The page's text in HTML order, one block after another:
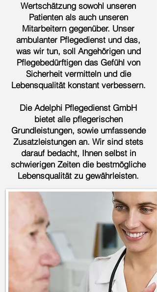
Wertschätzung sowohl unseren
Patienten als auch unseren
Mitarbeitern gegenüber. Unser
ambulanter Pflegedienst und das,
was wir tun, soll Angehörigen und
Pflegebedürftigen das Gefühl von
Sicherheit vermitteln und die
Lebensqualität konstant verbessern.
Die Adelphi Pflegedienst GmbH
bietet alle pflegerischen
Grundleistungen, sowie umfassende
Zusatzleistungen an. Wir sind stets
darauf bedacht, Ihnen selbst in
schwierigen Zeiten die bestmögliche
Lebensqualität zu gewährleisten.